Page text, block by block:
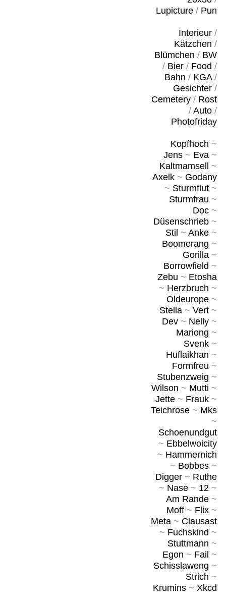
Lupicture/ Pun
Interieur/
Kätzchen /
Blümchen / BW
/ Bier/ Food /
Bahn / KGA/
Gesichter/
Cemetery/ Rost
/ Auto/
Photofriday
Kopfhoch ~
Jens~ Eva~
Kaltmamsell
~
Axelk~ Godany
~ Sturmflut~
Sturmfrau ~
Doc~
Düsenschrieb~
Stil ~ Anke~
Boomerang ~
Gorilla~
Borrowfield ~
Zebu ~ Etosha
~ Herzbruch ~
Oldeurope~
Stella~ Vert~
Dev~ Nelly~
Mariong ~
Svenk~
Huflaikhan ~
Formfreu ~
Stubenzweig ~
Wilson ~ Mutti ~
Jette~ Frauk~
Teichrose~ Mks
~
Schoenundgut
~ Ebbelwoicity
~ Hammernich
~ Bobbes~
Digger~ Ruthe
~ Nase~ 12~
Am Rande~
Moff~ Flix~
Meta~ Clausast
~ Fuchskind ~
Stuttmann ~
Egon ~ Fail ~
Schisslaweng ~
Strich ~
Krumins~ Xkcd